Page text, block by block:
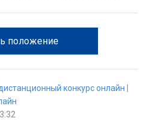
положение
конкурс онлайн